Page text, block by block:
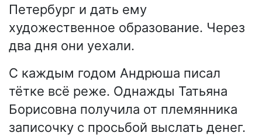
Петербург и дать ему
художественное образование. Через
два дня они уехали.
С каждым годом Андрюша писал
тётке всё реже. Однажды Татьяна
Борисовна получила от племянника
записочку с просьбой выслать денег.